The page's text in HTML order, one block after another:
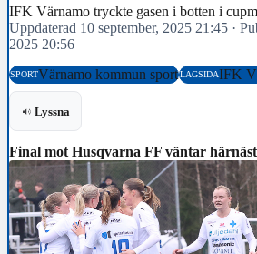
IFK Värnamo tryckte gasen i botten i
Uppdaterad 10 september, 2025 21:45 ·
2025 20:56
SPORTVärnamo kommun sportLAGSIDAIFK
Lyssna
Final mot Husqvarna FF väntar härnäst